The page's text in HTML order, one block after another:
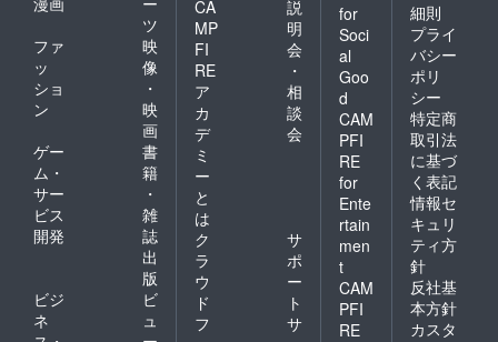
ツ
ファ
ッ
ショ
ン
映
像
・
映
画
ゲー
ム・
サー
ビス
開発
書
籍
・
雑
誌
出
版
ビジ
ネ
ビ
ュ
CA
MP
FI
RE
ア
カ
デ
ミ
ー
と
は
説
明
会
・
相
談
会
ク
ラ
ウ
ド
フ
サ
ポ
ー
ト
サ
for
Soci
al
Goo
d
CAM
PFI
RE
for
Ente
rtain
men
t
CAM
PFI
RE
細則
プライ
バシー
ポリ
シー
特定商
取引法
に基づ
く表記
情報セ
キュリ
ティ方
針
反社基
本方針
カスタ